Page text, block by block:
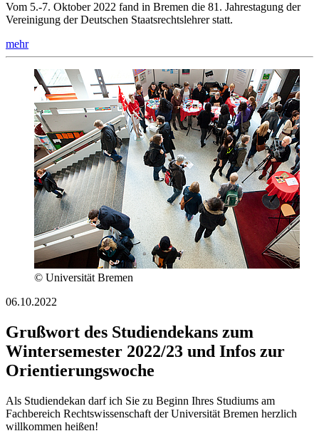
Vom 5.-7. Oktober 2022 fand in Bremen die 81. Jahrestagung der
Vereinigung der Deutschen Staatsrechtslehrer statt.
mehr
© Universität Bremen
06.10.2022
Grußwort des Studiendekans zum
Wintersemester 2022/23 und Infos zur
Orientierungswoche
Als Studiendekan darf ich Sie zu Beginn Ihres Studiums am
Fachbereich Rechtswissenschaft der Universität Bremen herzlich
willkommen heißen!